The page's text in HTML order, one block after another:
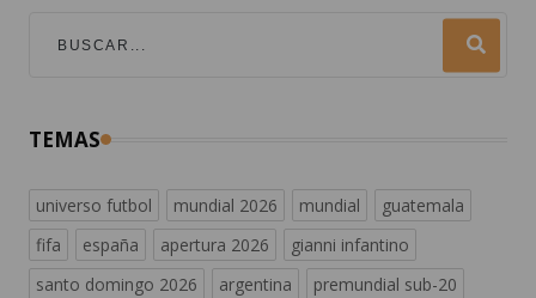
TEMAS
universo futbol mundial 2026 mundial
guatemala
fifa
españa apertura 2026
gianni infantino
santo domingo 2026
argentina premundial sub-20